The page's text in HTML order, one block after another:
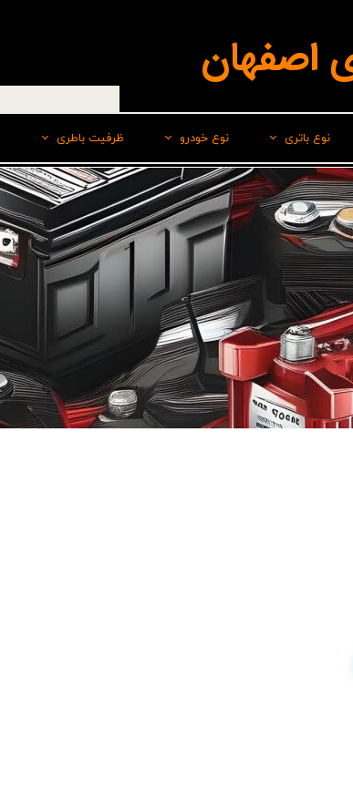
نوع باتری
لیدر(پاسارگاد)
برناباتری
باتری شارک
سپاهان باتری
وایا باتری
صباباتری
نوع خودرو
هیوندای
ایرانخودرو
سایپا
ام وی امMVM
تویوتا
کیا
جک KMC/JAC
ظرفیت باطری
50 امپر
55 امپر
60 امپر
70 امپر بلند L
برلیانس
اصفهان